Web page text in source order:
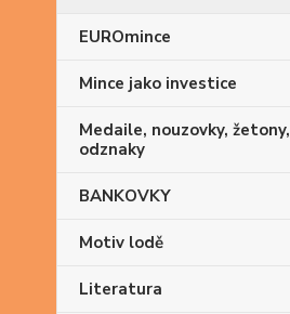
EUROmince
Mince jako investice
Medaile, nouzovky, žetony,
odznaky
BANKOVKY
Motiv lodě
Literatura